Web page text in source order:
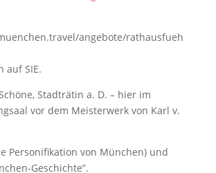
angebote/rathausfueh
auf SIE.
Stadträtin a. D. – hier im
vor dem Meisterwerk von Karl v.
Personifikation von München) und
Geschichte”.